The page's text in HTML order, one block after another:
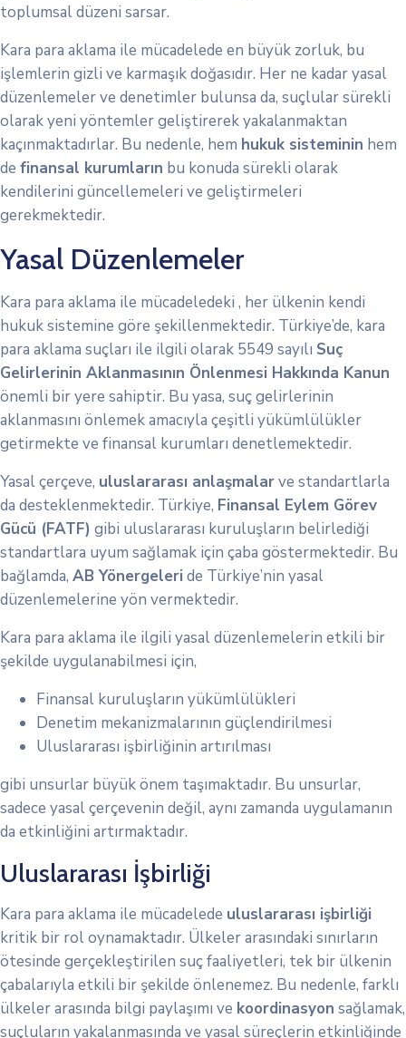
toplumsal düzeni sarsar.
Kara para aklama ile mücadelede en büyük zorluk, bu
işlemlerin gizli ve karmaşık doğasıdır. Her ne kadar yasal
düzenlemeler ve denetimler bulunsa da, suçlular sürekli
olarak yeni yöntemler geliştirerek yakalanmaktan
kaçınmaktadırlar. Bu nedenle, hem hukuk sisteminin hem
de finansal kurumların bu konuda sürekli olarak
kendilerini güncellemeleri ve geliştirmeleri
gerekmektedir.
Yasal Düzenlemeler
Kara para aklama ile mücadeledeki , her ülkenin kendi
hukuk sistemine göre şekillenmektedir. Türkiye’de, kara
para aklama suçları ile ilgili olarak 5549 sayılı Suç
Gelirlerinin Aklanmasının Önlenmesi Hakkında Kanun
önemli bir yere sahiptir. Bu yasa, suç gelirlerinin
aklanmasını önlemek amacıyla çeşitli yükümlülükler
getirmekte ve finansal kurumları denetlemektedir.
Yasal çerçeve, uluslararası anlaşmalarve standartlarla
da desteklenmektedir. Türkiye, Finansal Eylem Görev
Gücü (FATF) gibi uluslararası kuruluşların belirlediği
standartlara uyum sağlamak için çaba göstermektedir. Bu
bağlamda, AB Yönergeleri de Türkiye’nin yasal
düzenlemelerine yön vermektedir.
Kara para aklama ile ilgili yasal düzenlemelerin etkili bir
şekilde uygulanabilmesi için,
Finansal kuruluşların yükümlülükleri
Denetim mekanizmalarının güçlendirilmesi
Uluslararası işbirliğinin artırılması
gibi unsurlar büyük önem taşımaktadır. Bu unsurlar,
sadece yasal çerçevenin değil, aynı zamanda uygulamanın
da etkinliğini artırmaktadır.
Uluslararası İşbirliği
Kara para aklama ile mücadelede uluslararası işbirliği
kritik bir rol oynamaktadır. Ülkeler arasındaki sınırların
ötesinde gerçekleştirilen suç faaliyetleri, tek bir ülkenin
çabalarıyla etkili bir şekilde önlenemez. Bu nedenle, farklı
ülkeler arasında bilgi paylaşımı ve koordinasyon sağlamak,
suçluların yakalanmasında ve yasal süreçlerin etkinliğinde